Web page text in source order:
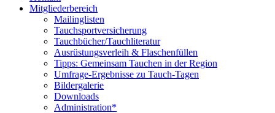
Mitgliederbereich
Mailinglisten
Tauchsportversicherung
Tauchbücher/Tauchliteratur
Ausrüstungsverleih & Flaschenfüllen
Tipps: Gemeinsam Tauchen in der Region
Umfrage-Ergebnisse zu Tauch-Tagen
Bildergalerie
Downloads
Administration*